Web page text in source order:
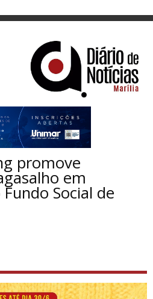
promove
em
Social de